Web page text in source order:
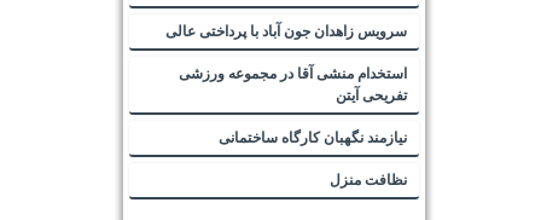
سرویس زاهدان جون آباد با پرداختی عالی
استخدام منشی آقا در مجموعه ورزشی
تفریحی آیتن
نیازمند نگهبان کارگاه ساختمانی
نظافت منزل